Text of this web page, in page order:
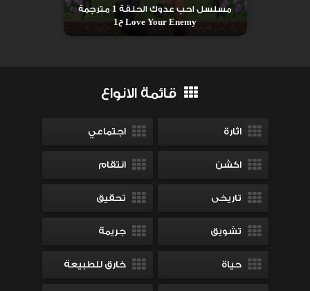
مسلسل احب عدوك الحلقة 1 مترجمة
Love Your Enemy ح1
قائمة الانواع
اثارة اجتماعي
اكشن انتقام
تاريخى تحقيق
تشويق جريمة
حياة خارق للطبيعة